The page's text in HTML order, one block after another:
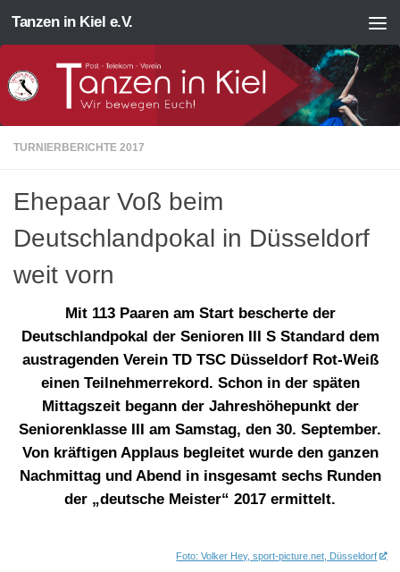
Zum Inhalt springen
Tanzen in Kiel e.V.
TURNIERBERICHTE 2017
Ehepaar Voß beim
Deutschlandpokal in Düsseldorf
weit vorn
Mit 113 Paaren am Start bescherte der
Deutschlandpokal der Senioren III S Standard dem
austragenden Verein TD TSC Düsseldorf Rot-Weiß
einen Teilnehmerrekord. Schon in der späten
Mittagszeit begann der Jahreshöhepunkt der
Seniorenklasse III am Samstag, den 30. September.
Von kräftigen Applaus begleitet wurde den ganzen
Nachmittag und Abend in insgesamt sechs Runden
der „deutsche Meister“ 2017 ermittelt.
Foto: Volker Hey, sport-picture.net, Düsseldorf